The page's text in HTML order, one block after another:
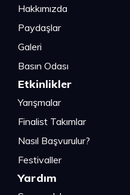
Hakkımızda
Paydaşlar
Galeri
Basın Odası
Etkinlikler
Yarışmalar
Finalist Takımlar
Nasıl Başvurulur?
Festivaller
Yardım